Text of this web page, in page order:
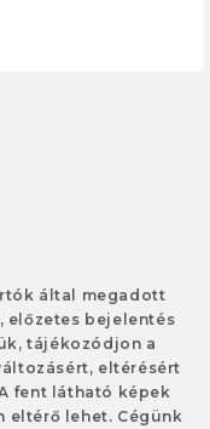
által megadott
előzetes bejelentés
tájékozódjon a
eltérésért
fent látható képek
eltérő lehet. Cégünk